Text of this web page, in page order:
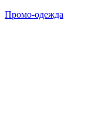
Промо-одежда